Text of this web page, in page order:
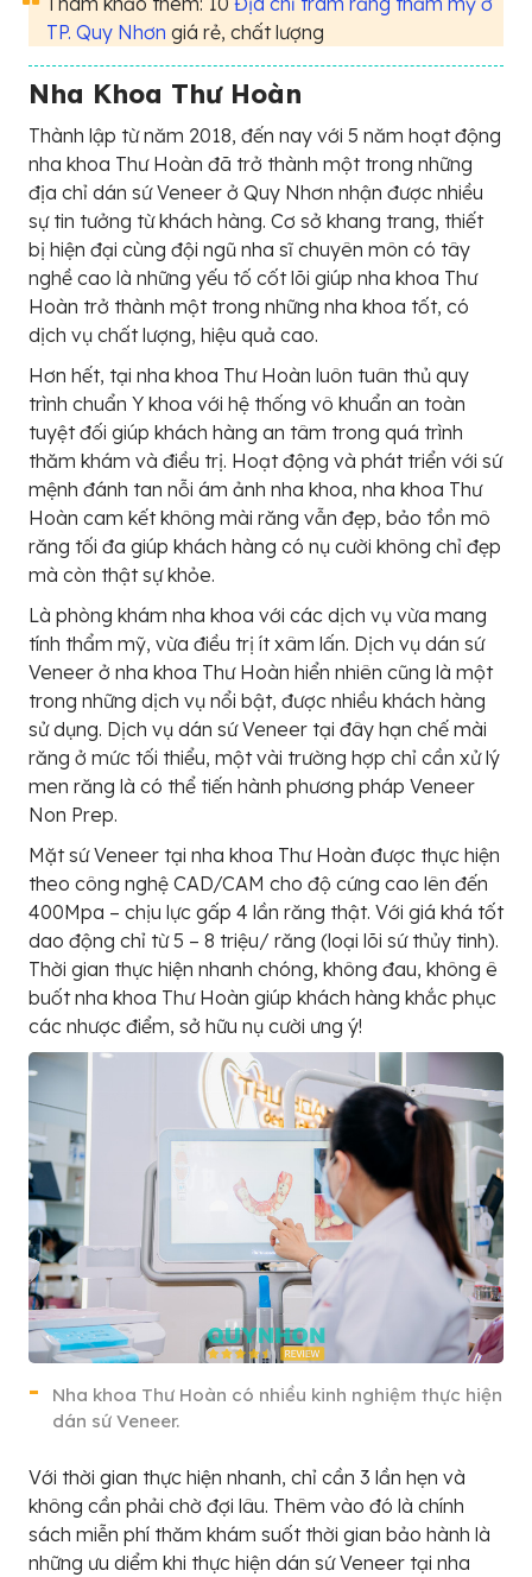
TP. Quy Nhơn giá rẻ, chất lượng
Nha Khoa Thư Hoàn
Thành lập từ năm 2018, đến nay với 5 năm hoạt động
nha khoa Thư Hoàn đã trở thành một trong những
địa chỉ dán sứ Veneer ở Quy Nhơn nhận được nhiều
sự tin tưởng từ khách hàng. Cơ sở khang trang, thiết
bị hiện đại cùng đội ngũ nha sĩ chuyên môn có tây
nghề cao là những yếu tố cốt lõi giúp nha khoa Thư
Hoàn trở thành một trong những nha khoa tốt, có
dịch vụ chất lượng, hiệu quả cao.
Hơn hết, tại nha khoa Thư Hoàn luôn tuân thủ quy
trình chuẩn Y khoa với hệ thống vô khuẩn an toàn
tuyệt đối giúp khách hàng an tâm trong quá trình
thăm khám và điều trị. Hoạt động và phát triển với sứ
mệnh đánh tan nỗi ám ảnh nha khoa, nha khoa Thư
Hoàn cam kết không mài răng vẫn đẹp, bảo tồn mô
răng tối đa giúp khách hàng có nụ cười không chỉ đẹp
mà còn thật sự khỏe.
Là phòng khám nha khoa với các dịch vụ vừa mang
tính thẩm mỹ, vừa điều trị ít xâm lấn. Dịch vụ dán sứ
Veneer ở nha khoa Thư Hoàn hiển nhiên cũng là một
trong những dịch vụ nổi bật, được nhiều khách hàng
sử dụng. Dịch vụ dán sứ Veneer tại đây hạn chế mài
răng ở mức tối thiểu, một vài trường hợp chỉ cần xử lý
men răng là có thể tiến hành phương pháp Veneer
Non Prep.
Mặt sứ Veneer tại nha khoa Thư Hoàn được thực hiện
theo công nghệ CAD/CAM cho độ cứng cao lên đến
400Mpa – chịu lực gấp 4 lần răng thật. Với giá khá tốt
dao động chỉ từ 5 – 8 triệu/ răng (loại lõi sứ thủy tinh).
Thời gian thực hiện nhanh chóng, không đau, không ê
buốt nha khoa Thư Hoàn giúp khách hàng khắc phục
các nhược điểm, sở hữu nụ cười ưng ý!
Nha khoa Thư Hoàn có nhiều kinh nghiệm thực hiện
dán sứ Veneer.
Với thời gian thực hiện nhanh, chỉ cần 3 lần hẹn và
không cần phải chờ đợi lâu. Thêm vào đó là chính
sách miễn phí thăm khám suốt thời gian bảo hành là
những ưu diểm khi thực hiện dán sứ Veneer tại nha